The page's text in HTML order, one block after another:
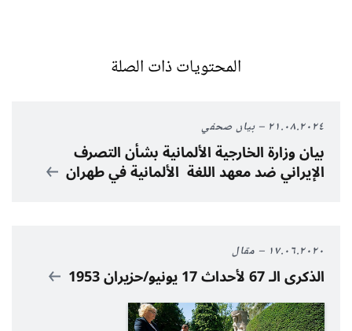
المحتويات ذات الصلة
٢١.٠٨.٢٠٢٤ بيان صحفي
بيان وزارة الخارجية الألمانية بشأن التصرف
الإيراني ضد معهد اللغة الألمانية في طهران
١٧.٠٦.٢٠٢٠ مقال
الذكرى الـ 67 لأحداث 17 يونيو/حزيران 1953